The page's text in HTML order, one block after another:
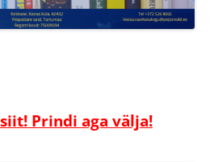
Prindi aga välja!